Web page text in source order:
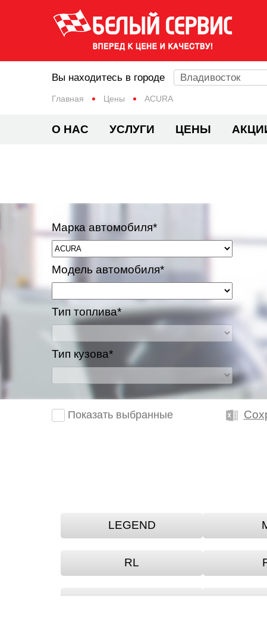
Главная Цены ACURA
Вы находитесь в городе Владивосток
О НАС УСЛУГИ ЦЕНЫ
Марка автомобиля*
Модель автомобиля*
Тип топлива*
Тип кузова*
Показать выбранные
LEGEND
RL
TSX